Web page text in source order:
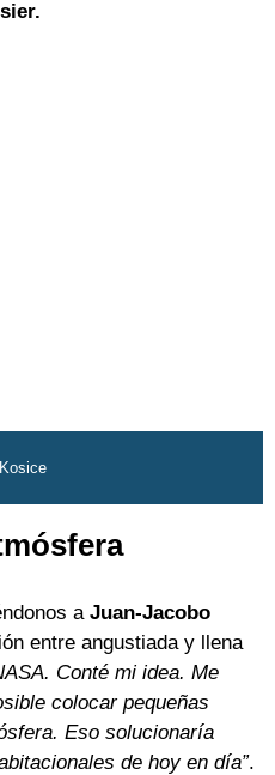
a Juan-Jacobo
entre angustiada y llena
Conté mi idea. Me
colocar pequeñas
Eso solucionaría
de hoy en día”.